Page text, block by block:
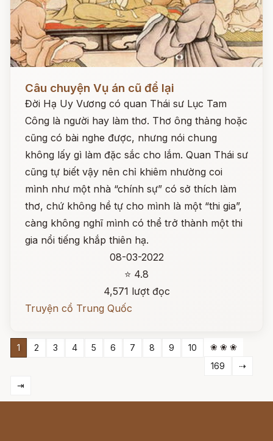
Câu chuyện Vụ án cũ để lại
Đời Hạ Uy Vương có quan Thái sư Lục Tam
Công là người hay làm thơ. Thơ ông thảng hoặc
cũng có bài nghe được, nhưng nói chung
không lấy gì làm đặc sắc cho lắm. Quan Thái sư
cũng tự biết vậy nên chỉ khiêm nhường coi
mình như một nhà “chính sự” có sở thích làm
thơ, chứ không hề tự cho mình là một “thi gia”,
càng không nghĩ mình có thể trở thành một thi
gia nổi tiếng khắp thiên hạ.
08-03-2022
⭐ 4.8
4,571 lượt đọc
Truyện cổ Trung Quốc
1 2 3 4 5 6 7 8 9 10
❀ ❀ ❀
169
⇢
⇥